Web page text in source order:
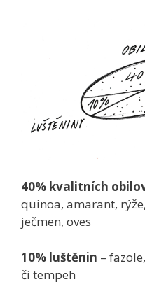
40% kvalitních
quinoa, amarant,
ječmen, oves
10% luštěnin –
či tempeh